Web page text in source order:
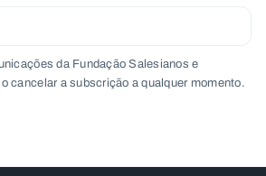
da Fundação Salesianos e
cancelar a subscrição a qualquer momento.